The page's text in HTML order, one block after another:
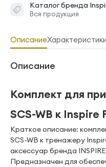
Каталог бренда
Вся продукция
ОписаниеХарактеристики
Описание
Комплект для
SCS-WB к Inspire
Краткое описание:
SCS-WB к тренажеру
аксессуар бренда
Предназначен для